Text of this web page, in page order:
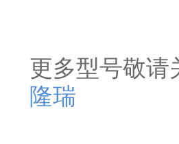
更多型号敬请
隆瑞